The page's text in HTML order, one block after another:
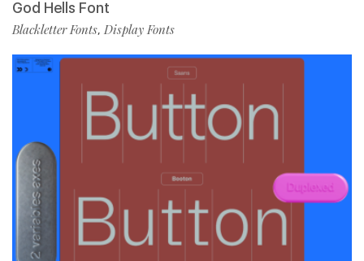
God Hells Font
Blackletter Fonts, Display Fonts